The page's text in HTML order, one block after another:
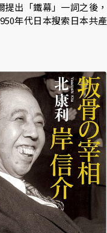
出「鐵幕」一詞之後，
年代日本搜索日本共產